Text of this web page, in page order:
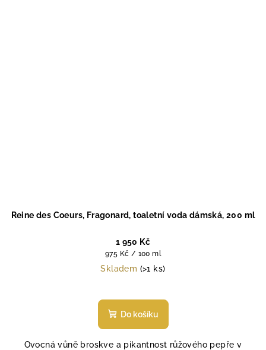
Reine des Coeurs, Fragonard, toaletní voda dámská, 200 ml
1 950 Kč
Měrná
cena:
975 Kč / 100 ml
Skladem (>1 ks)
hodnocení
produktu
z
Do košíku
Ovocná vůně broskve a pikantnost růžového pepře v